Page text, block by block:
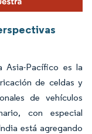
Asia-Pacífico es la
de celdas y
de vehículos
con especial
está agregando